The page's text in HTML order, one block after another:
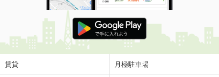
宮崎県宮崎市吉村町引土
価 格
4.50万円
住 所
宮崎県宮崎市吉村町引土
専有面積
賃貸 月極駐車場